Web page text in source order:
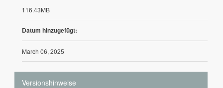
116.43MB
Datum hinzugefügt:
March 06, 2025
Versionshinweise